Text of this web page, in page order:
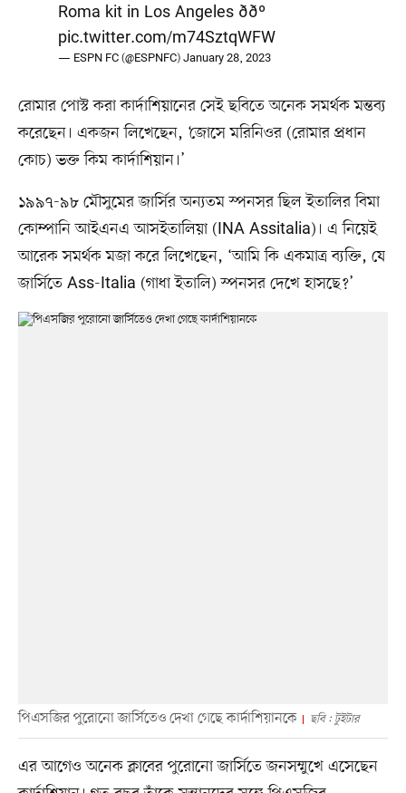
Roma kit in Los Angeles ððº
pic.twitter.com/m74SztqWFW
— ESPN FC (@ESPNFC)January 28, 2023
রোমার পোস্ট করা কার্দাশিয়ানের সেই ছবিতে অনেক সমর্থক মন্তব্য
করেছেন। একজন লিখেছেন, ‘জোসে মরিনিওর (রোমার প্রধান
কোচ) ভক্ত কিম কার্দাশিয়ান।’
১৯৯৭-৯৮ মৌসুমের জার্সির অন্যতম স্পনসর ছিল ইতালির বিমা
কোম্পানি আইএনএ আসইতালিয়া (INA Assitalia)। এ নিয়েই
আরেক সমর্থক মজা করে লিখেছেন, ‘আমি কি একমাত্র ব্যক্তি, যে
জার্সিতে Ass-Italia (গাধা ইতালি) স্পনসর দেখে হাসছে?’
পিএসজির পুরোনো জার্সিতেও দেখা গেছে কার্দাশিয়ানকে ছবি : টুইটার
এর আগেও অনেক ক্লাবের পুরোনো জার্সিতে জনসম্মুখে এসেছেন